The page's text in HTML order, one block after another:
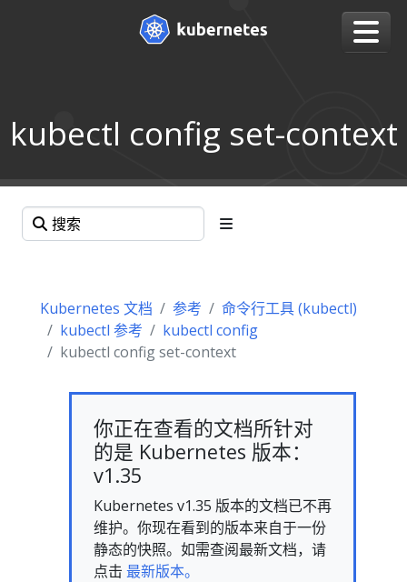
kubectl config set-context
Kubernetes 文档 参考
命令行工具 (kubectl)
kubectl 参考
kubectl config
kubectl config set-context
你正在查看的文档所针对
的是 Kubernetes 版本：
v1.35
Kubernetes v1.35 版本的文档已不再
维护。你现在看到的版本来自于一份
静态的快照。如需查阅最新文档，请
点击 最新版本。